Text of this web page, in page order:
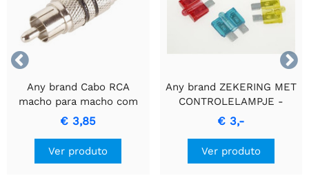


Any brand Cabo RCA
macho para macho com
anel preto para
transferência de sinal de
alta qualidade.
€ 3,85
Ver produto
Any brand ZEKERING MET
CONTROLELAMPJE -
Fusível azul de 15A
€ 3,-
Ver produto